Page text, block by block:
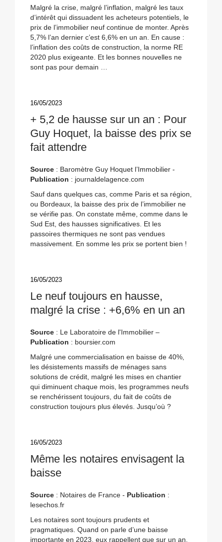
Malgré la crise, malgré l’inflation, malgré les taux
d’intérêt qui dissuadent les acheteurs potentiels, le
prix de l’immobilier neuf continue de monter. Après
5,7% l’an dernier c’est 6,6% en un an. En cause :
l’inflation des coûts de construction, la norme RE
2020 plus exigeante. Et les bonnes nouvelles ne
sont pas pour demain …
16/05/2023
+ 5,2 de hausse sur un an : Pour
Guy Hoquet, la baisse des prix se
fait attendre
Source : Baromètre Guy Hoquet l’Immobilier -
Publication : journaldelagence.com
Sauf dans quelques cas, comme Paris et sa région,
ou Bordeaux, la baisse des prix de l’immobilier ne
se vérifie pas. On constate même, comme dans le
Sud Est, des hausses significatives. Et les
passoires thermiques ne sont pas vendues
massivement. En somme les prix se portent bien !
16/05/2023
Le neuf toujours en hausse,
malgré la crise : +6,6% en un an
Source : Le Laboratoire de l'Immobilier –
Publication : boursier.com
Malgré une commercialisation en baisse de 40%,
les désistements massifs de ménages sans
solutions de crédit, malgré les mises en chantier
qui diminuent chaque mois, les programmes neufs
se renchérissent toujours, du fait de coûts de
construction toujours plus élevés. Jusqu’où ?
16/05/2023
Même les notaires envisagent la
baisse
Source : Notaires de France - Publication :
lesechos.fr
Les notaires sont toujours prudents et
pragmatiques. Quand on parle d’une baisse
importante en 2023, eux rappellent que sur un an,